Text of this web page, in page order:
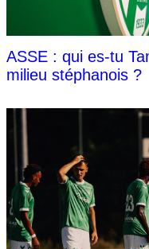
ASSE : qui es-tu
milieu stéphanois ?